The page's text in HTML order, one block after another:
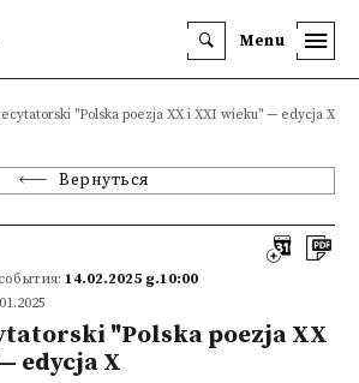
Menu
"Polska poezja XX i XXI wieku" — edycja X
Вернуться
14.02.2025 g.10:00
"Polska poezja XX
edycja X